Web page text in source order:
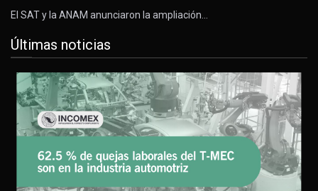
El SAT y la ANAM anunciaron la ampliación…
Últimas noticias